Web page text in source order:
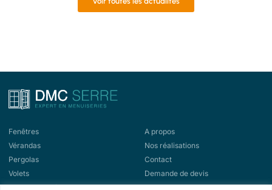
Fenêtres
Vérandas
Pergolas
Volets
Portes d'entrée
A propos
Nos réalisations
Contact
Demande de devis
Demande de rappel